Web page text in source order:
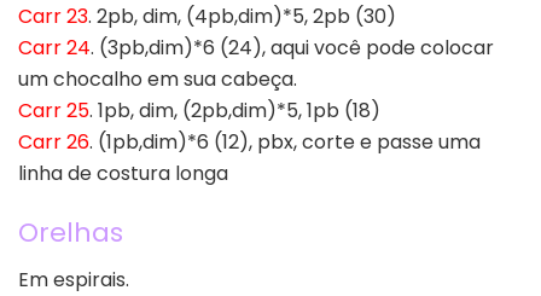
Carr 23. 2pb, dim, (4pb,dim)*5, 2pb (30)
Carr 24. (3pb,dim)*6 (24), aqui você pode colocar
um chocalho em sua cabeça.
Carr 25. 1pb, dim, (2pb,dim)*5, 1pb (18)
Carr 26. (1pb,dim)*6 (12), pbx, corte e passe uma
linha de costura longa
Orelhas
Em espirais.